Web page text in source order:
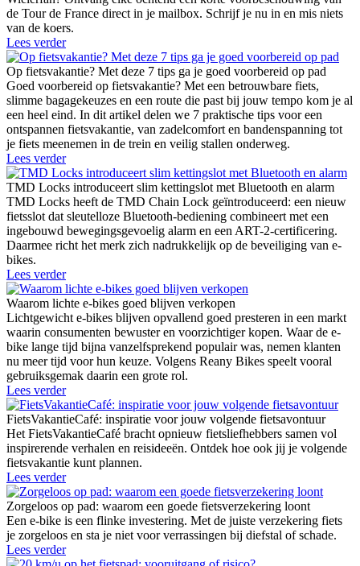
de Tour de France direct in je mailbox. Schrijf je nu in en mis niets
van de koers.
Lees verder
Op fietsvakantie? Met deze 7 tips ga je goed voorbereid op pad
Goed voorbereid op fietsvakantie? Met een betrouwbare fiets,
slimme bagagekeuzes en een route die past bij jouw tempo kom je al
een heel eind. In dit artikel delen we 7 praktische tips voor een
ontspannen fietsvakantie, van zadelcomfort en bandenspanning tot
je fiets meenemen in de trein en veilig stallen onderweg.
Lees verder
TMD Locks introduceert slim kettingslot met Bluetooth en alarm
TMD Locks heeft de TMD Chain Lock geïntroduceerd: een nieuw
fietsslot dat sleutelloze Bluetooth-bediening combineert met een
ingebouwd bewegingsgevoelig alarm en een ART-2-certificering.
Daarmee richt het merk zich nadrukkelijk op de beveiliging van e-
bikes.
Lees verder
Waarom lichte e-bikes goed blijven verkopen
Lichtgewicht e-bikes blijven opvallend goed presteren in een markt
waarin consumenten bewuster en voorzichtiger kopen. Waar de e-
bike lange tijd bijna vanzelfsprekend populair was, nemen klanten
nu meer tijd voor hun keuze. Volgens Reany Bikes speelt vooral
gebruiksgemak daarin een grote rol.
Lees verder
FietsVakantieCafé: inspiratie voor jouw volgende fietsavontuur
Het FietsVakantieCafé bracht opnieuw fietsliefhebbers samen vol
inspirerende verhalen en reisideeën. Ontdek hoe ook jij je volgende
fietsvakantie kunt plannen.
Lees verder
Zorgeloos op pad: waarom een goede fietsverzekering loont
Een e-bike is een flinke investering. Met de juiste verzekering fiets
je zorgeloos en sta je niet voor verrassingen bij diefstal of schade.
Lees verder